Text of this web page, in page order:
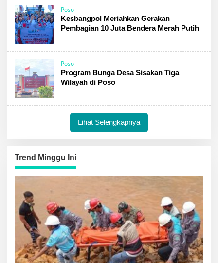
Poso
Kesbangpol Meriahkan Gerakan
Pembagian 10 Juta Bendera Merah Putih
Poso
Program Bunga Desa Sisakan Tiga
Wilayah di Poso
Lihat Selengkapnya
Trend Minggu Ini